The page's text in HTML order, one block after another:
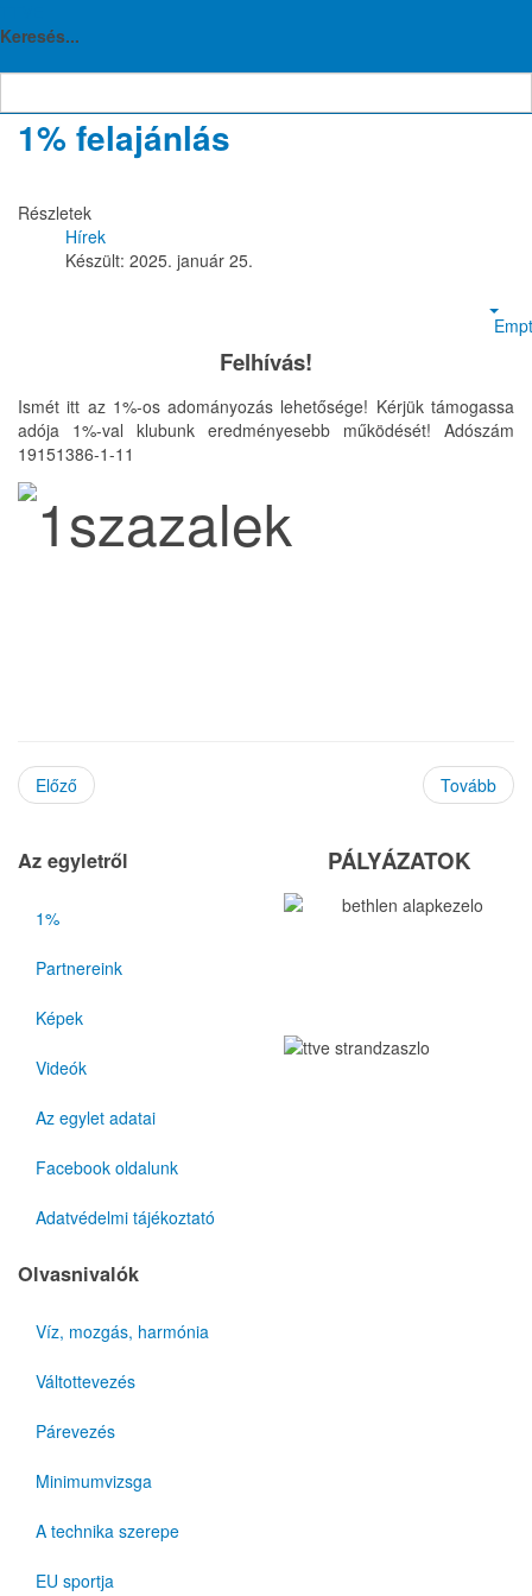
Keresés...
Hírek
1% felajánlás
Részletek
Hírek
Készült: 2025. január 25.
Felhívás!
Ismét itt az 1%-os adományozás lehetősége! Kérjük támogassa
adója 1%-val klubunk eredményesebb működését! Adószám
19151386-1-11
Előző Tovább
Az egyletről
1%
Partnereink
Képek
Videók
Az egylet adatai
Facebook oldalunk
Adatvédelmi tájékoztató
Olvasnivalók
Víz, mozgás, harmónia
Váltottevezés
Párevezés
Minimumvizsga
A technika szerepe
EU sportja
PÁLYÁZATOK